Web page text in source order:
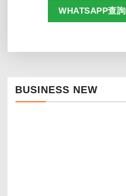
WHATSAPP查詢
BUSINESS NEW